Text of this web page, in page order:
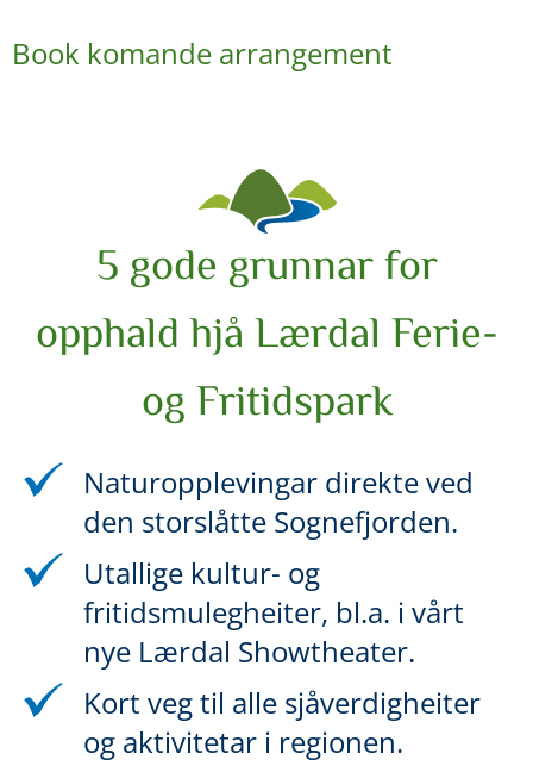
Book komande arrangement
5 gode grunnar for
opphald hjå Lærdal Ferie-
og Fritidspark
Naturopplevingar direkte ved
den storslåtte Sognefjorden.
Utallige kultur- og
fritidsmulegheiter, bl.a. i vårt
nye Lærdal Showtheater.
Kort veg til alle sjåverdigheiter
og aktivitetar i regionen.